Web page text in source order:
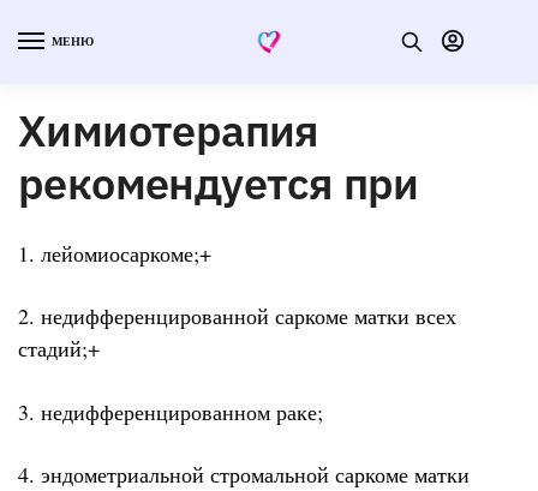
МЕНЮ
Химиотерапия
рекомендуется при
1. лейомиосаркоме;+
2. недифференцированной саркоме матки всех
стадий;+
3. недифференцированном раке;
4. эндометриальной стромальной саркоме матки